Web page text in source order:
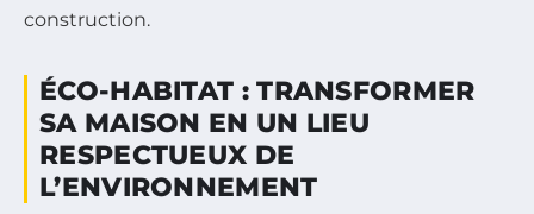
construction.
ÉCO-HABITAT : TRANSFORMER
SA MAISON EN UN LIEU
RESPECTUEUX DE
L’ENVIRONNEMENT